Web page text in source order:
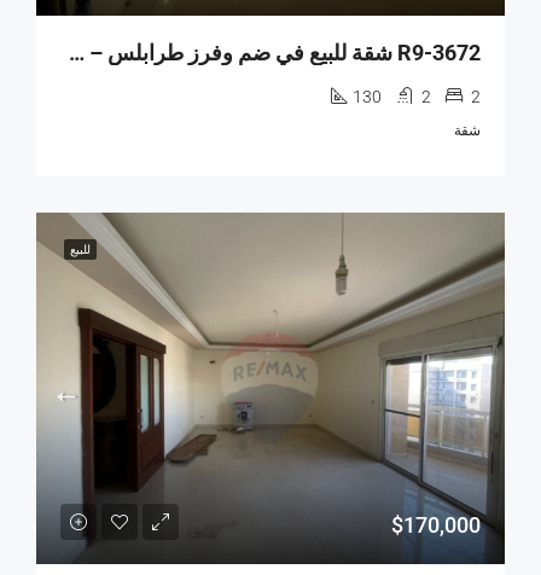
R9-3672 شقة للبيع في ضم وفرز طرابلس – 130 م²
2
2
130
شقة
للبيع
$170,000